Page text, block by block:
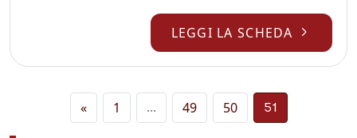
LEGGI LA SCHEDA
Navigazione degli
« 1 … 49 50 51